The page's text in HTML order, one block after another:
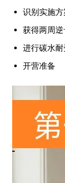
识别实施方
获得两周逆
进行碳水耐
开营准备